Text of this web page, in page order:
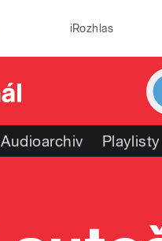
iRozhlas
Audioarchiv Playlisty